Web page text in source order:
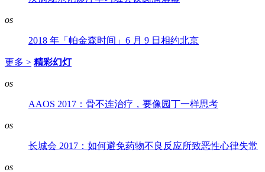
os
2018 年「帕金森时间」6 月 9 日相约北京
更多 > 精彩幻灯
os
AAOS 2017：骨不连治疗，要像园丁一样思考
os
长城会 2017：如何避免药物不良反应所致恶性心律失常
os